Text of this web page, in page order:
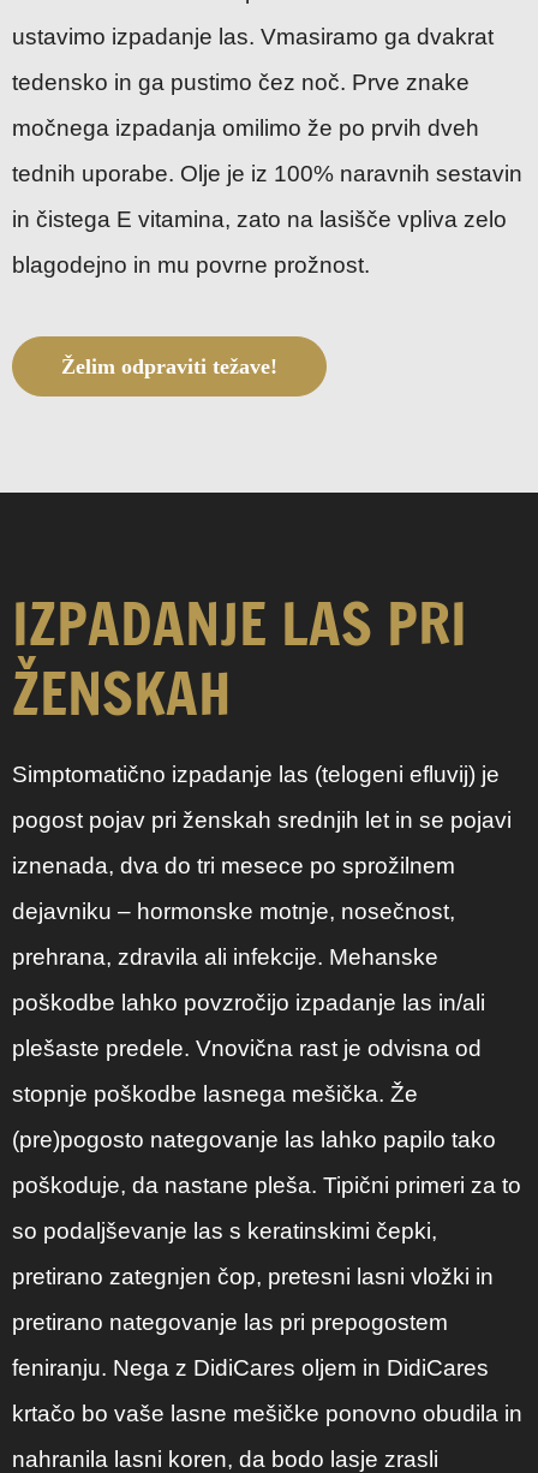
ustavimo izpadanje las. Vmasiramo ga dvakrat
tedensko in ga pustimo čez noč. Prve znake
močnega izpadanja omilimo že po prvih dveh
tednih uporabe. Olje je iz 100% naravnih sestavin
in čistega E vitamina, zato na lasišče vpliva zelo
blagodejno in mu povrne prožnost.
Želim odpraviti težave!
IZPADANJE LAS PRI
ŽENSKAH
Simptomatično izpadanje las (telogeni efluvij) je
pogost pojav pri ženskah srednjih let in se pojavi
iznenada, dva do tri mesece po sprožilnem
dejavniku – hormonske motnje, nosečnost,
prehrana, zdravila ali infekcije. Mehanske
poškodbe lahko povzročijo izpadanje las in/ali
plešaste predele. Vnovična rast je odvisna od
stopnje poškodbe lasnega mešička. Že
(pre)pogosto nategovanje las lahko papilo tako
poškoduje, da nastane pleša. Tipični primeri za to
so podaljševanje las s keratinskimi čepki,
pretirano zategnjen čop, pretesni lasni vložki in
pretirano nategovanje las pri prepogostem
feniranju. Nega z DidiCares oljem in DidiCares
krtačo bo vaše lasne mešičke ponovno obudila in
nahranila lasni koren, da bodo lasje zrasli